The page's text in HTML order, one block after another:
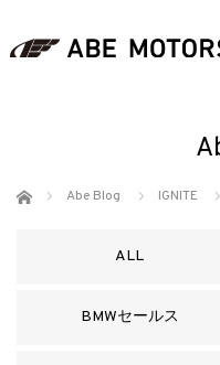
ホーム Abe Blog IGNITE
ALL
BMWセールス